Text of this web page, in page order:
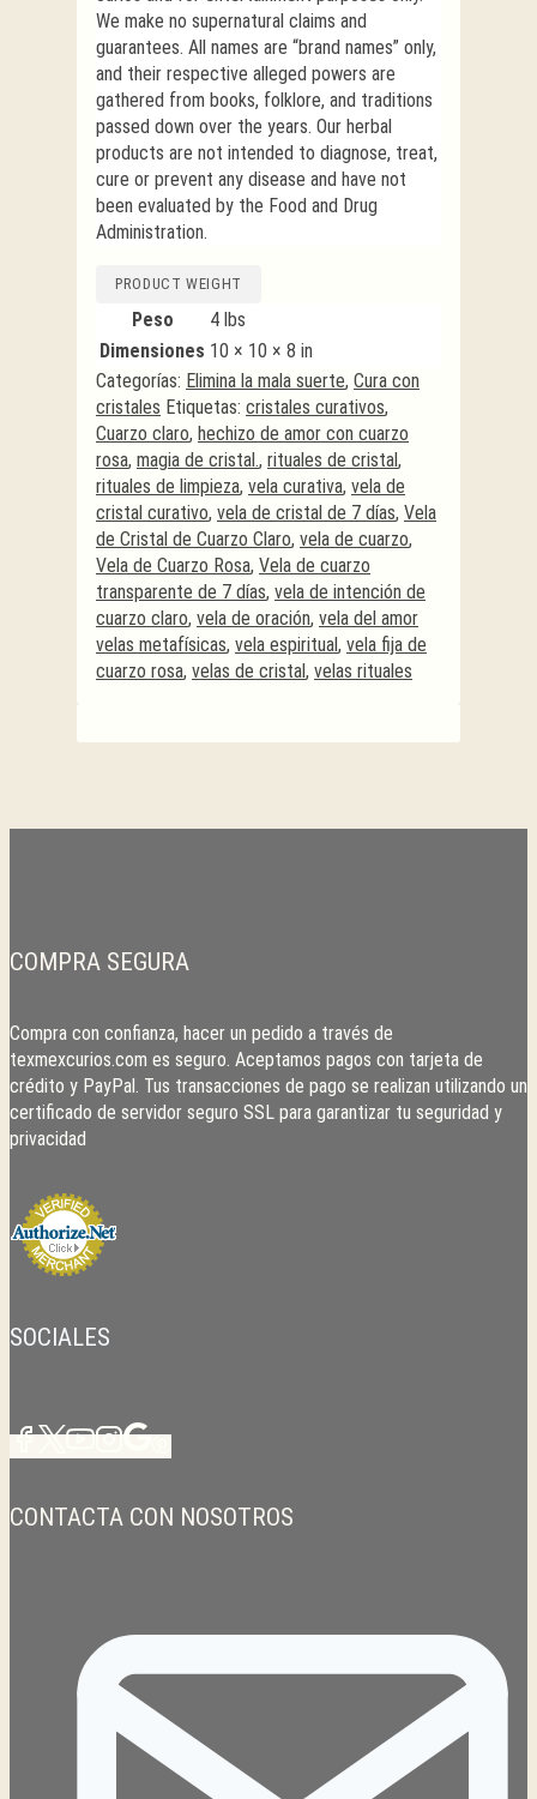
We make no supernatural claims and
guarantees. All names are “brand names” only,
and their respective alleged powers are
gathered from books, folklore, and traditions
passed down over the years. Our herbal
products are not intended to diagnose, treat,
cure or prevent any disease and have not
been evaluated by the Food and Drug
Administration.
PRODUCT WEIGHT
Peso
4 lbs
Dimensiones 10 × 10 × 8 in
Categorías: Elimina la mala suerte, Cura con
cristales Etiquetas: cristales curativos,
Cuarzo claro, hechizo de amor con cuarzo
rosa, magia de cristal., rituales de cristal,
rituales de limpieza, vela curativa, vela de
cristal curativo, vela de cristal de 7 días, Vela
de Cristal de Cuarzo Claro, vela de cuarzo,
Vela de Cuarzo Rosa, Vela de cuarzo
transparente de 7 días, vela de intención de
cuarzo claro, vela de oración, vela del amor
velas metafísicas, vela espiritual, vela fija de
cuarzo rosa, velas de cristal, velas rituales
COMPRA SEGURA
Compra con confianza, hacer un pedido a través de
texmexcurios.com es seguro. Aceptamos pagos con tarjeta de
crédito y PayPal. Tus transacciones de pago se realizan utilizando un
certificado de servidor seguro SSL para garantizar tu seguridad y
privacidad
SOCIALES
CONTACTA CON NOSOTROS